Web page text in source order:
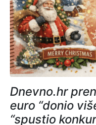
Dnevno.hr
euro “donio
“spustio